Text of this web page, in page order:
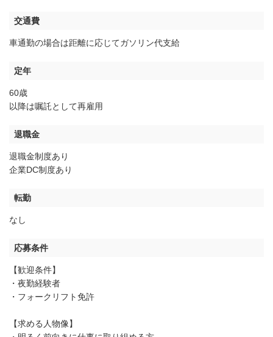
交通費
車通勤の場合は距離に応じてガソリン代支給
定年
60歳
以降は嘱託として再雇用
退職金
退職金制度あり
企業DC制度あり
転勤
なし
応募条件
【歓迎条件】
・夜勤経験者
・フォークリフト免許
【求める人物像】